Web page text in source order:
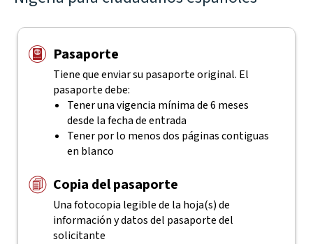
Pasaporte
Tiene que enviar su pasaporte original. El
pasaporte debe:
Tener una vigencia mínima de 6 meses
desde la fecha de entrada
Tener por lo menos dos páginas contiguas
en blanco
Copia del pasaporte
Una fotocopia legible de la hoja(s) de
información y datos del pasaporte del
solicitante